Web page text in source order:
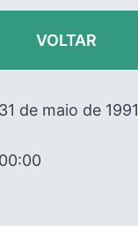
VOLTAR
de maio de 1991